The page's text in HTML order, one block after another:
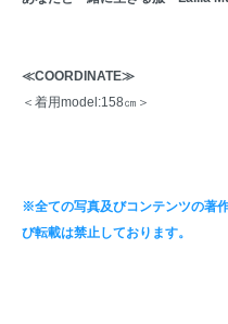
≪COORDINATE≫
＜着用model:158㎝＞
※全ての写真及びコンテンツの著
び転載は禁止しております。